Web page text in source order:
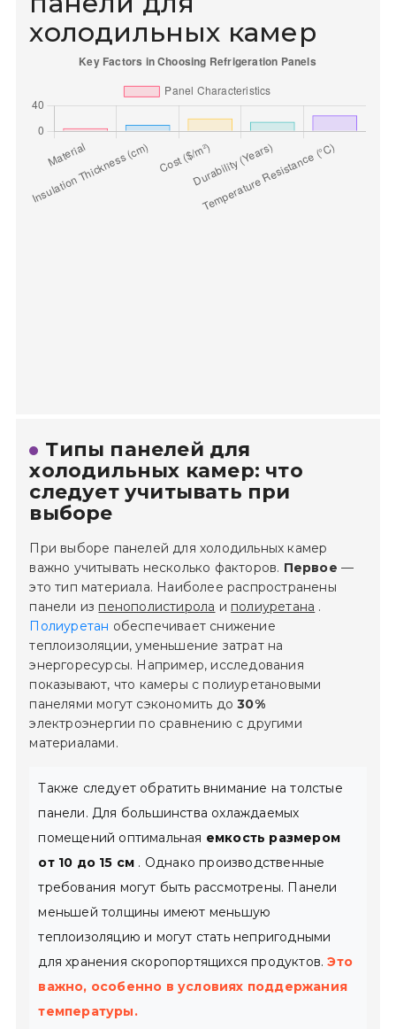
холодильных камер
Типы панелей для
холодильных камер: что
следует учитывать при
выборе
При выборе панелей для холодильных камер
важно учитывать несколько факторов. Первое —
это тип материала. Наиболее распространены
панели из пенополистирола и полиуретана .
Полиуретан обеспечивает снижение
теплоизоляции, уменьшение затрат на
энергоресурсы. Например, исследования
показывают, что камеры с полиуретановыми
панелями могут сэкономить до30%
электроэнергии по сравнению с другими
материалами.
Также следует обратить внимание на толстые
панели. Для большинства охлаждаемых
помещений оптимальная емкость размером
от 10 до 15 см . Однако производственные
требования могут быть рассмотрены. Панели
меньшей толщины имеют меньшую
теплоизоляцию и могут стать непригодными
для хранения скоропортящихся продуктов.Это
важно, особенно в условиях поддержания
температуры.